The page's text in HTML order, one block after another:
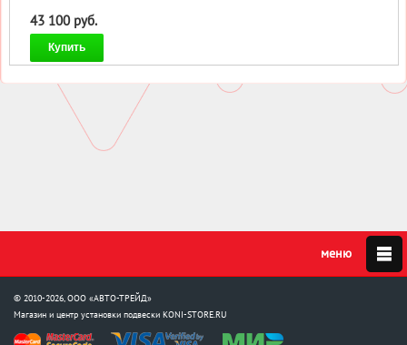
43 100 руб.
Купить
© 2010-2026, ООО «АВТО-ТРЕЙД»
Магазин и центр установки подвески KONI-STORE.RU